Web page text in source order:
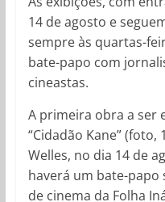
14 de agosto e
sempre às quartas-
bate-papo com
cineastas.
A primeira obra a ser
“Cidadão Kane”
Welles, no dia 14 de
haverá um bate-
de cinema da Folha